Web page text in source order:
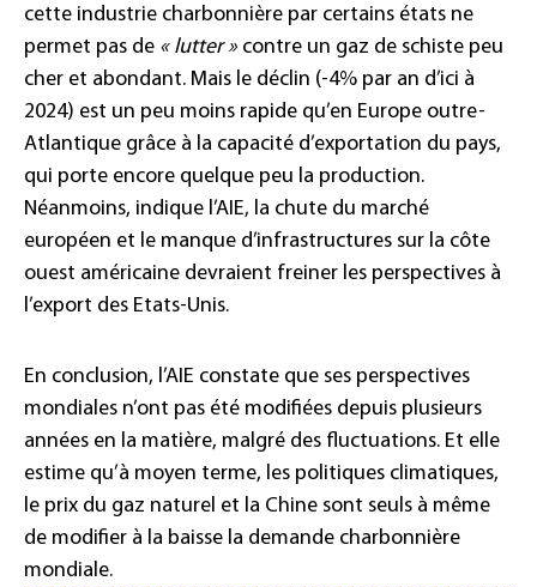
cette industrie charbonnière par certains états ne
permet pas de « lutter » contre un gaz de schiste peu
cher et abondant. Mais le déclin (-4% par an d’ici à
2024) est un peu moins rapide qu’en Europe outre-
Atlantique grâce à la capacité d’exportation du pays,
qui porte encore quelque peu la production.
Néanmoins, indique l’AIE, la chute du marché
européen et le manque d’infrastructures sur la côte
ouest américaine devraient freiner les perspectives à
l’export des Etats-Unis.
En conclusion, l’AIE constate que ses perspectives
mondiales n’ont pas été modifiées depuis plusieurs
années en la matière, malgré des fluctuations. Et elle
estime qu’à moyen terme, les politiques climatiques,
le prix du gaz naturel et la Chine sont seuls à même
de modifier à la baisse la demande charbonnière
mondiale.